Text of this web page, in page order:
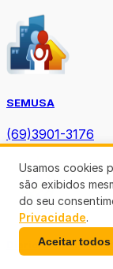
SEMUSA
(69)3901-3176
Diário Oficial TCE-
Usamos cookies
são exibidos
do seu
Privacidade.
Aceitar todos